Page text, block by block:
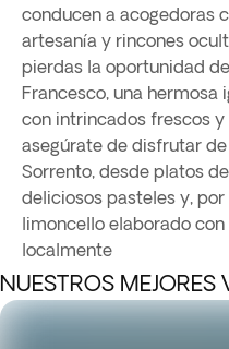
conducen a acogedoras
artesanía y rincones
pierdas la oportunidad
Francesco, una hermosa
con intrincados frescos
asegúrate de disfrutar
Sorrento, desde platos
deliciosos pasteles y,
limoncello elaborado
localmente
NUESTROS MEJORES